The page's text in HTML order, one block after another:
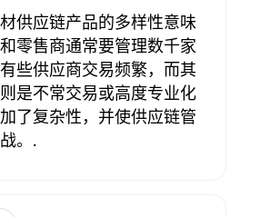
供应链产品的多样性意味
零售商通常要管理数千家
些供应商交易频繁，而其
是不常交易或高度专业化
了复杂性，并使供应链管
。.